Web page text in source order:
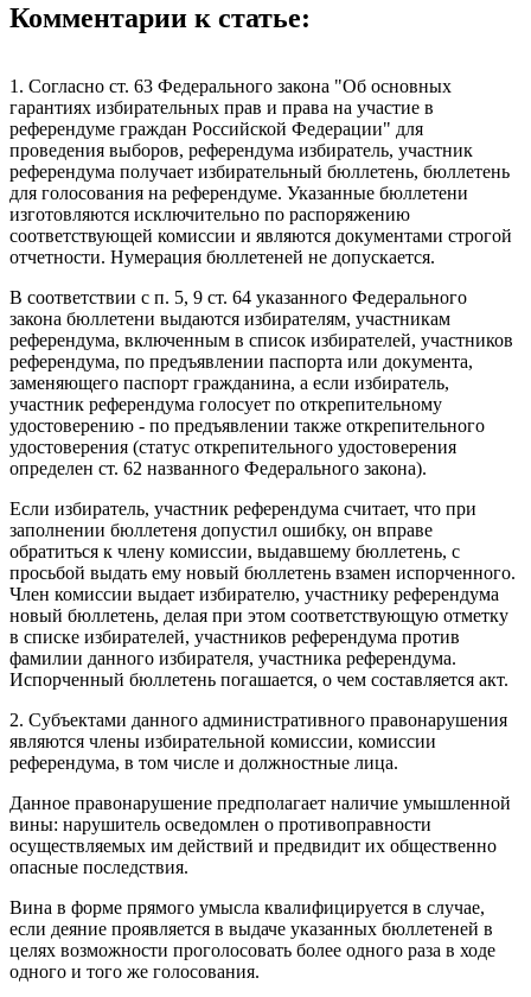
Комментарии к статье:
1. Согласно ст. 63 Федерального закона "Об основных
гарантиях избирательных прав и права на участие в
референдуме граждан Российской Федерации" для
проведения выборов, референдума избиратель, участник
референдума получает избирательный бюллетень, бюллетень
для голосования на референдуме. Указанные бюллетени
изготовляются исключительно по распоряжению
соответствующей комиссии и являются документами строгой
отчетности. Нумерация бюллетеней не допускается.
В соответствии с п. 5, 9 ст. 64 указанного Федерального
закона бюллетени выдаются избирателям, участникам
референдума, включенным в список избирателей, участников
референдума, по предъявлении паспорта или документа,
заменяющего паспорт гражданина, а если избиратель,
участник референдума голосует по открепительному
удостоверению - по предъявлении также открепительного
удостоверения (статус открепительного удостоверения
определен ст. 62 названного Федерального закона).
Если избиратель, участник референдума считает, что при
заполнении бюллетеня допустил ошибку, он вправе
обратиться к члену комиссии, выдавшему бюллетень, с
просьбой выдать ему новый бюллетень взамен испорченного.
Член комиссии выдает избирателю, участнику референдума
новый бюллетень, делая при этом соответствующую отметку
в списке избирателей, участников референдума против
фамилии данного избирателя, участника референдума.
Испорченный бюллетень погашается, о чем составляется акт.
2. Субъектами данного административного правонарушения
являются члены избирательной комиссии, комиссии
референдума, в том числе и должностные лица.
Данное правонарушение предполагает наличие умышленной
вины: нарушитель осведомлен о противоправности
осуществляемых им действий и предвидит их общественно
опасные последствия.
Вина в форме прямого умысла квалифицируется в случае,
если деяние проявляется в выдаче указанных бюллетеней в
целях возможности проголосовать более одного раза в ходе
одного и того же голосования.